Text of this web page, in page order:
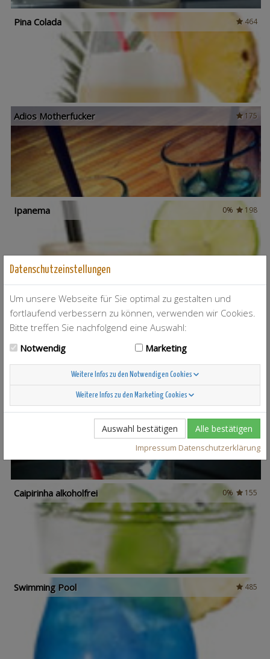
464
Pina Colada
175
Adios Motherfucker
198
0%
Ipanema
Sex on the beach
155
0%
Caipirinha alkoholfrei
485
Swimming Pool
Datenschutzeinstellungen
Um unsere Webseite für Sie optimal zu gestalten und
fortlaufend verbessern zu können, verwenden wir Cookies.
Bitte treffen Sie nachfolgend eine Auswahl:
Notwendig
Marketing
Weitere Infos zu den Notwendigen Cookies
Weitere Infos zu den Marketing Cookies
Auswahl bestätigen Alle bestätigen
Impressum Datenschutzerklärung